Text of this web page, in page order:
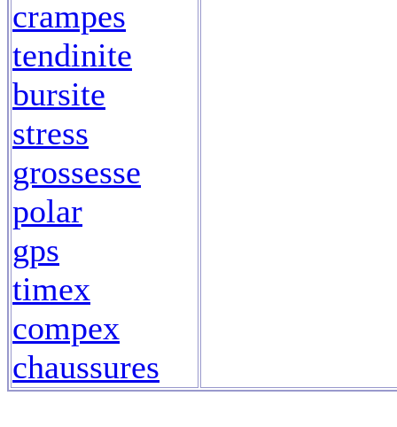
crampes
tendinite
bursite
stress
grossesse
polar
gps
timex
compex
chaussures